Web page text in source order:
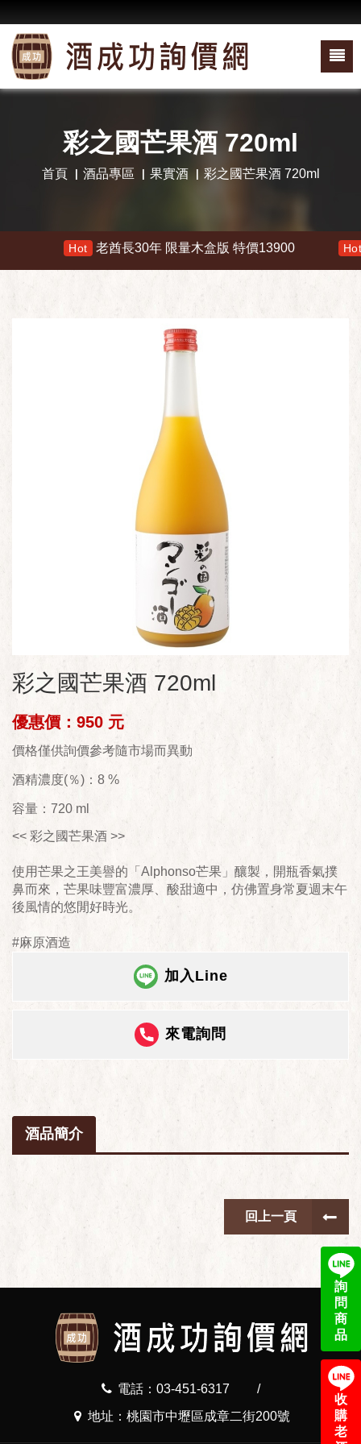
詢
問
商
品
收
購
老
彩之國芒果酒 720ml
首頁 酒品專區 果實酒 彩之國芒果酒 720ml
老酋長30年 限量木盒版 特價13900
彩之國芒果酒 720ml
優惠價：950 元
價格僅供詢價參考隨市場而異動
酒精濃度(％)：8 %
容量：720 ml
<< 彩之國芒果酒 >>
使用芒果之王美譽的「Alphonso芒果」釀製，開瓶香氣撲
鼻而來，芒果味豐富濃厚、酸甜適中，仿佛置身常夏週末午
後風情的悠閒好時光。
#麻原酒造
加入Line
來電詢問
酒品簡介
回上一頁
電話：03-451-6317
/
地址：桃園市中壢區成章二街200號